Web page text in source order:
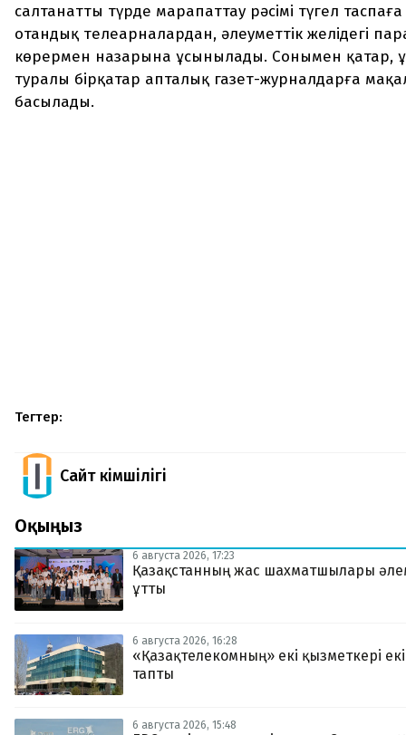
салтанатты түрде марапаттау рәсімі түгел
отандық телеарналардан, әлеуметтік желідегі
көрермен назарына ұсынылады. Сонымен қатар,
туралы бірқатар апталық газет-журналдарға
басылады.
Тегтер:
Сайт Әкімшілігі
Оқыңыз
6 августа 2026, 17:23
Қазақстанның жас шахматшылары
ұтты
6 августа 2026, 16:28
«Қазақтелекомның» екі қызметкері
тапты
6 августа 2026, 15:48